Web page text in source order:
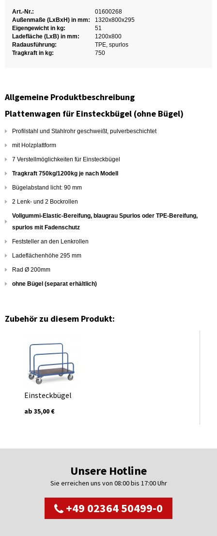
Art.-Nr.:
01600268
Außenmaße (LxBxH) in mm:
1320x800x295
Eigengewicht in kg:
51
Ladefläche (LxB) in mm:
1200x800
Radausführung:
TPE, spurlos
Tragkraft in kg:
750
Allgemeine Produktbeschreibung
Plattenwagen für Einsteckbügel (ohne Bügel)
Profilstahl und Stahlrohr geschweißt, pulverbeschichtet
mit Holzplattform
7 Verstellmöglichkeiten für Einsteckbügel
Tragkraft 750kg/1200kg je nach Modell
Bügelabstand licht: 90 mm
2 Lenk- und 2 Bockrollen
Vollgummi-Elastic-Bereifung, blaugrau Spurlos oder TPE-Bereifung,
spurlos mit Fadenschutz
Feststeller an den Lenkrollen
Ladeflächenhöhe 295 mm
Rad Ø 200mm
ohne Bügel (separat erhältlich)
Zubehör zu diesem Produkt:
Einsteckbügel
ab 35,00 €
Unsere Hotline
Sie erreichen uns von 08:00 bis 17:00 Uhr
+49 02364 50499-0